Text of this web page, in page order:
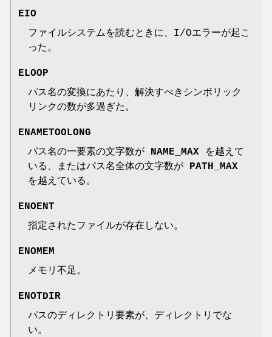
EIO
ファイルシステムを読むときに、I/Oエラーが起こ
った。
ELOOP
パス名の変換にあたり、解決すべきシンボリック
リンクの数が多過ぎた。
ENAMETOOLONG
パス名の一要素の文字数が NAME_MAX を越えて
いる、またはパス名全体の文字数が PATH_MAX
を越えている。
ENOENT
指定されたファイルが存在しない。
ENOMEM
メモリ不足。
ENOTDIR
パスのディレクトリ要素が、ディレクトリでな
い。